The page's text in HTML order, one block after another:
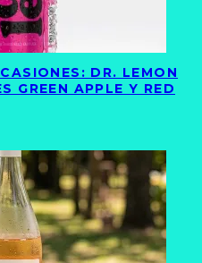
DR. LEMON
GREEN APPLE Y RED